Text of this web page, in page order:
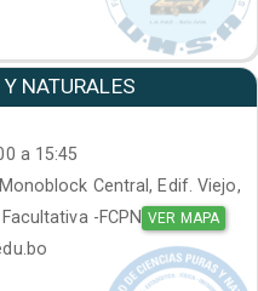
NATURALES
a 15:45
Central, Edif. Viejo,
-FCPN VER MAPA